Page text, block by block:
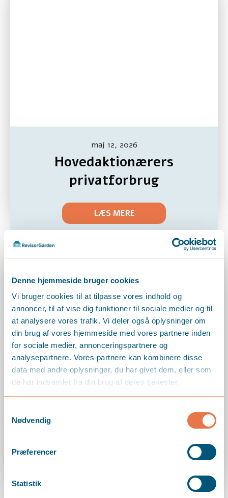
Denne hjemmeside bruger cookies
Vi bruger cookies til at tilpasse vores indhold og
annoncer, til at vise dig funktioner til sociale medier og til
at analysere vores trafik. Vi deler også oplysninger om
din brug af vores hjemmeside med vores partnere inden
for sociale medier, annonceringspartnere og
analysepartnere. Vores partnere kan kombinere disse
data med andre oplysninger, du har givet dem, eller som
de har indsamlet fra din brug af deres tjenester.
Nødvendig
Præferencer
Statistik
maj 12, 2026
Hovedaktionærers
privatforbrug
LÆS MERE